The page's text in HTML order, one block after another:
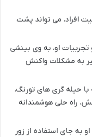
افراد، می تواند پشت
تجربیات او، به وی بینشی
به مشکلات واکنش
حیله گری های تورنگ،
راه حلی هوشمندانه
او به جای استفاده از زور